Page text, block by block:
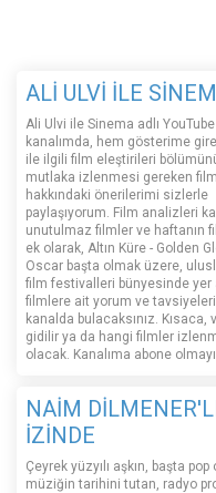
ALİ ULVİ İLE
Ali Ulvi ile Sinema adlı YouTube
kanalımda, hem gösterime
ile ilgili film eleştirileri
mutlaka izlenmesi gereken
hakkındaki önerilerimi sizlerle
paylaşıyorum. Film analizleri
unutulmaz filmler ve haftanın
ek olarak, Altın Küre - Golden
Oscar başta olmak üzere,
film festivalleri bünyesinde yer
filmlere ait yorum ve
kanalda bulacaksınız.
gidilir ya da hangi filmler
olacak. Kanalıma abone
NAİM
İZİNDE
Çeyrek yüzyılı aşkın, başta
müziğin tarihini tutan, radyo